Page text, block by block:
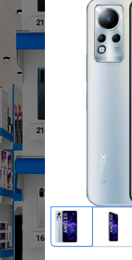
216 000 216 000
216 000
162 000 162 000F